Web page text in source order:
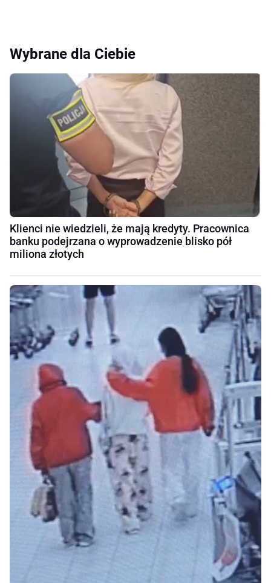
Wybrane dla Ciebie
Klienci nie wiedzieli, że mają kredyty. Pracownica
banku podejrzana o wyprowadzenie blisko pół
miliona złotych